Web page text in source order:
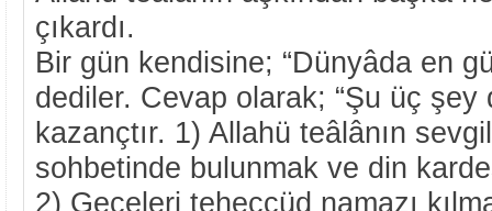
çıkardı.
Bir gün kendisine; “Dünyâda en
dediler. Cevap olarak; “Şu üç şey
kazançtır. 1) Allahü teâlânın
sohbetinde bulunmak ve din
2) Geceleri teheccüd namazı